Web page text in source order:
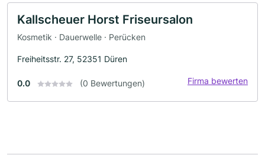
Kallscheuer Horst Friseursalon
Kosmetik · Dauerwelle · Perücken
Freiheitsstr. 27, 52351 Düren
0.0 (0 Bewertungen) Firma bewerten